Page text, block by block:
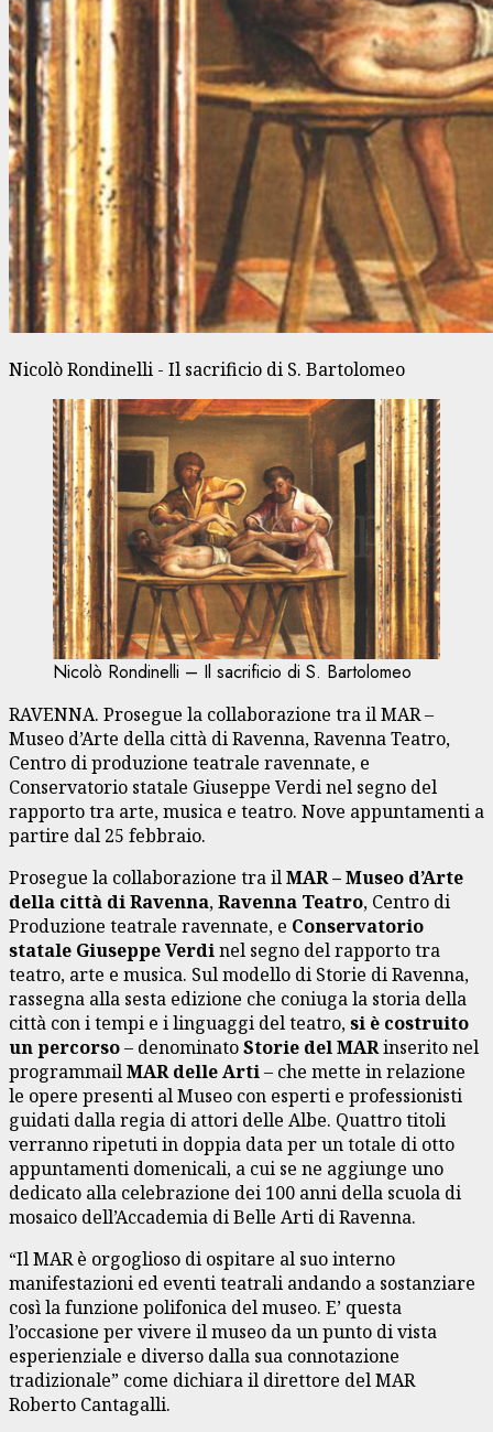
Nicolò Rondinelli - Il sacrificio di S. Bartolomeo
Nicolò Rondinelli – Il sacrificio di S. Bartolomeo
RAVENNA. Prosegue la collaborazione tra il MAR –
Museo d’Arte della città di Ravenna, Ravenna Teatro,
Centro di produzione teatrale ravennate, e
Conservatorio statale Giuseppe Verdi nel segno del
rapporto tra arte, musica e teatro. Nove appuntamenti a
partire dal 25 febbraio.
Prosegue la collaborazione tra ilMAR– Museo d’Arte
della città di Ravenna,Ravenna Teatro, Centro di
Produzione teatrale ravennate, e Conservatorio
statale Giuseppe Verdinel segno del rapporto tra
teatro, arte e musica. Sul modello di Storie di Ravenna,
rassegna alla sesta edizione che coniuga la storia della
città con i tempi e i linguaggi del teatro,si è costruito
un percorso– denominatoStorie del MARinserito nel
programmailMAR delle Arti– che mette in relazione
le opere presenti al Museo con esperti e professionisti
guidati dalla regia di attori delle Albe. Quattro titoli
verranno ripetuti in doppia data per un totale di otto
appuntamenti domenicali, a cui se ne aggiunge uno
dedicato alla celebrazione dei 100 anni della scuola di
mosaico dell’Accademia di Belle Arti di Ravenna.
“Il MAR è orgoglioso di ospitare al suo interno
manifestazioni ed eventi teatrali andando a sostanziare
così la funzione polifonica del museo. E’ questa
l’occasione per vivere il museo da un punto di vista
esperienziale e diverso dalla sua connotazione
tradizionale” come dichiara il direttore del MAR
Roberto Cantagalli.